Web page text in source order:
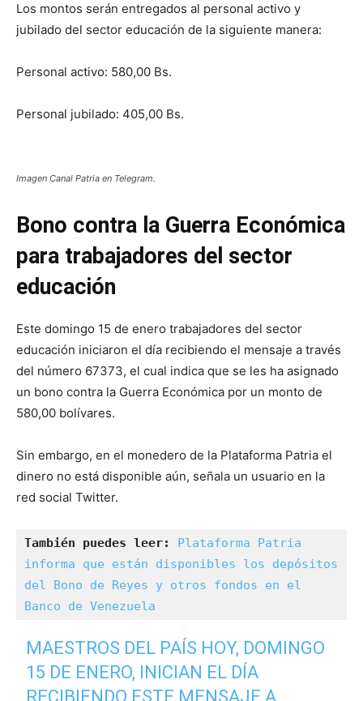
Los montos serán entregados al personal activo y
jubilado del sector educación de la siguiente manera:
Personal activo: 580,00 Bs.
Personal jubilado: 405,00 Bs.
Imagen Canal Patria en Telegram.
Bono contra la Guerra Económica
para trabajadores del sector
educación
Este domingo 15 de enero trabajadores del sector
educación iniciaron el día recibiendo el mensaje a través
del número 67373, el cual indica que se les ha asignado
un bono contra la Guerra Económica por un monto de
580,00 bolívares.
Sin embargo, en el monedero de la Plataforma Patria el
dinero no está disponible aún, señala un usuario en la
red social Twitter.
También puedes leer:
Plataforma Patria
informa que están disponibles los depósitos
del Bono de Reyes y otros fondos en el
Banco de Venezuela
MAESTROS DEL PAÍS HOY, DOMINGO
15 DE ENERO, INICIAN EL DÍA
RECIBIENDO ESTE MENSAJE A